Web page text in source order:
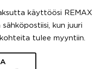
käyttöösi REMAX
kun juuri
tulee myyntiin.